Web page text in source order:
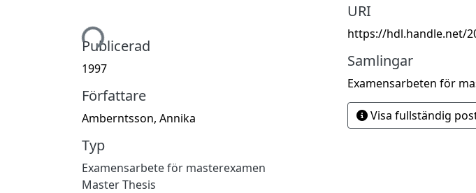
Hämtar...
Publicerad
1997
Författare
Amberntsson, Annika
Typ
Examensarbete för masterexamen
Master Thesis
URI
https://hdl.handle.net/
Samlingar
Examensarbeten för
Visa fullständig